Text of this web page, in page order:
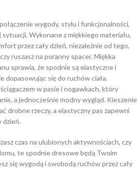
wygody, stylu i funkcjonalności,
Wykonane z miękkiego materiału,
przez cały dzień, niezależnie od tego,
ruszasz na poranny spacer. Miękka
sprawia, że spodnie są elastyczne i
dopasowując się do ruchów ciała.
w pasie i nogawkach, który
a jednocześnie modny wygląd. Kieszenie
drobne rzeczy, a elastyczny pas zapewni
dzień.
czas na ulubionych aktywnościach, czy
te spodnie dresowe będą Twoim
się wygodą i swobodą ruchów przez cały